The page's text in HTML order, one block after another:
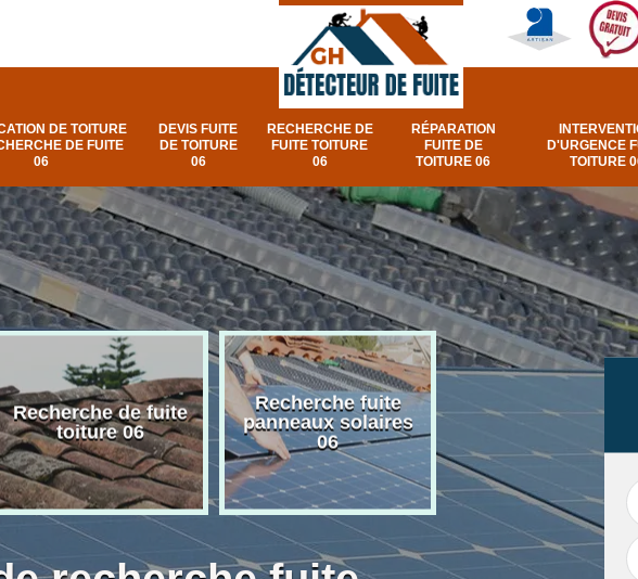
DE TOITURE
DE FUITE
06
DEVIS FUITE
DE TOITURE
06
RECHERCHE DE
FUITE TOITURE
06
RÉPARATION
FUITE DE
TOITURE 06
D'URGENCE
TOITURE
Recherche de fuite
toiture 06
Recherche fuite
panneaux solaires
06
urgence fuite velux